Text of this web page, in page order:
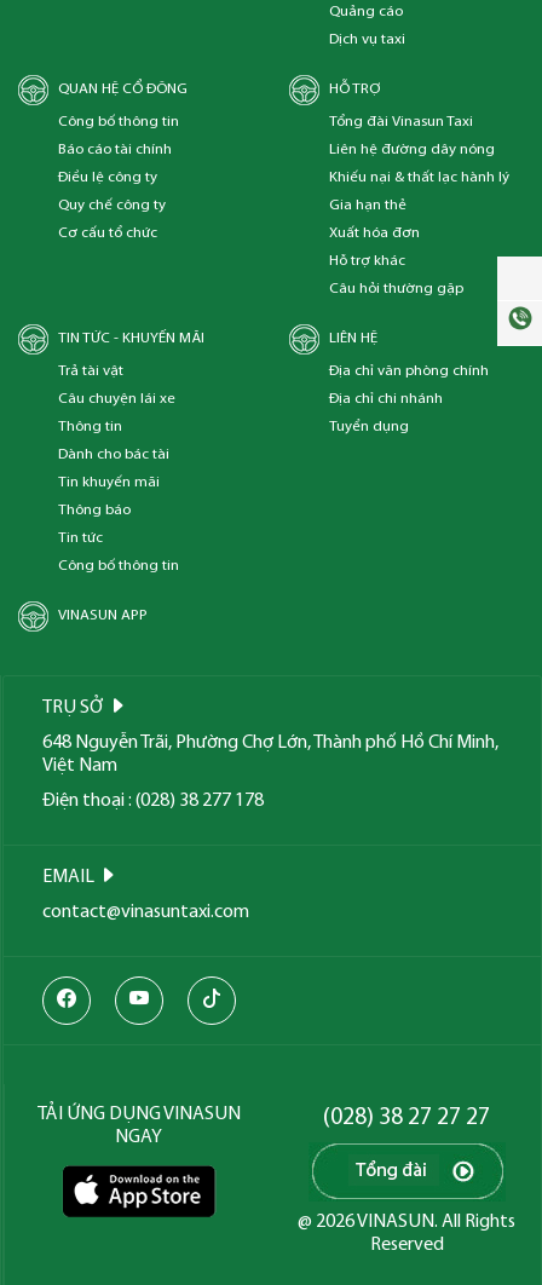
Quảng cáo
Dịch vụ taxi
QUAN HỆ CỔ ĐÔNG
Công bố thông tin
Báo cáo tài chính
Điều lệ công ty
Quy chế công ty
Cơ cấu tổ chức
HỖ TRỢ
Tổng đài Vinasun Taxi
Liên hệ đường dây nóng
Khiếu nại & thất lạc hành lý
Gia hạn thẻ
Xuất hóa đơn
Hỗ trợ khác
Câu hỏi thường gặp
TIN TỨC - KHUYẾN MÃI
Trả tài vật
Câu chuyện lái xe
Thông tin
Dành cho bác tài
Tin khuyến mãi
Thông báo
Tin tức
Công bố thông tin
VINASUN APP
LIÊN HỆ
Địa chỉ văn phòng chính
Địa chỉ chi nhánh
Tuyển dụng
TRỤ SỞ
648 Nguyễn Trãi, Phường Chợ Lớn, Thành phố Hồ Chí Minh,
Việt Nam
Điện thoại : (028) 38 277 178
EMAIL
contact@vinasuntaxi.com
TẢI ỨNG DỤNG VINASUN
NGAY
(028) 38 27 27 27
@ 2026 VINASUN. All Rights
Reserved